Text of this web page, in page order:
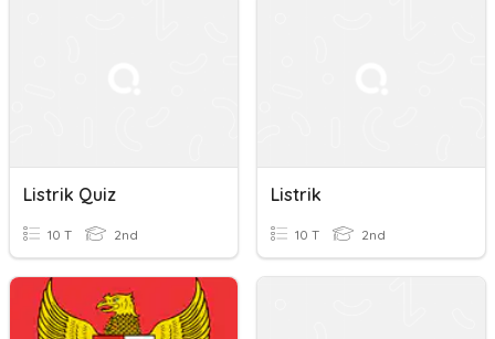
Listrik Quiz
10 T 2nd
Listrik
10 T 2nd